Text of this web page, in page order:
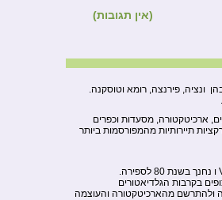
(אין תגובות)
ונציה, פירנצה, רומא וטוסקנה.
ארכיטקטורה, מסעדות וכפרים
תיירותיות מהמפורסמות ביותר
הקולוסיאום ברומא נבנה על ידי הקיסר וספסינו Vespasiano ו נחנך בשנת 80 לספירה.
בקרבות הגלדיאטורים
ולהתרשם מהארכיטקטורה והעוצמה